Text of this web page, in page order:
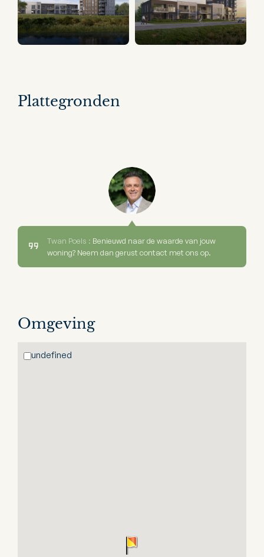
Plattegronden
Twan Poels : Benieuwd naar de waarde van jouw
woning? Neem dan gerust contact met ons op.
Omgeving
undefined